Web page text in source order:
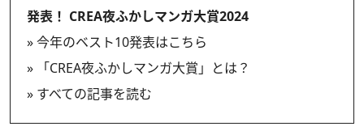
発表！ CREA夜ふかしマンガ大賞2024
»今年のベスト10発表はこちら
»
「CREA夜ふかしマンガ大賞」とは？
» すべての記事を読む